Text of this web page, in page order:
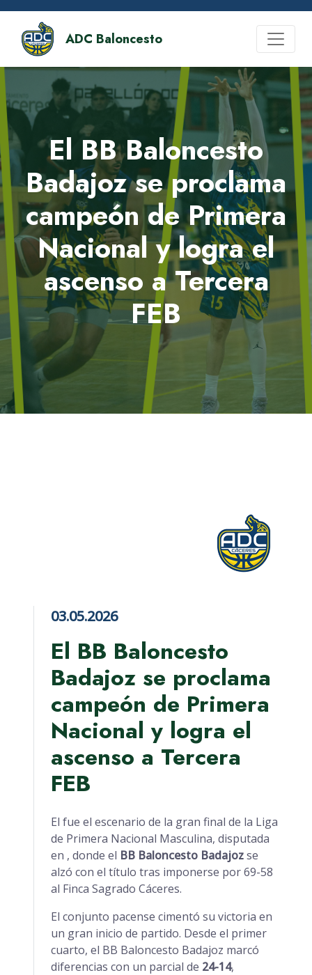
ADC Baloncesto
El BB Baloncesto
Badajoz se proclama
campeón de Primera
Nacional y logra el
ascenso a Tercera
FEB
03.05.2026
El BB Baloncesto
Badajoz se proclama
campeón de Primera
Nacional y logra el
ascenso a Tercera
FEB
El fue el escenario de la gran final de la Liga
de Primera Nacional Masculina, disputada
en , donde el BB Baloncesto Badajozse
alzó con el título tras imponerse por 69-58
al Finca Sagrado Cáceres.
El conjunto pacense cimentó su victoria en
un gran inicio de partido. Desde el primer
cuarto, el BB Baloncesto Badajoz marcó
diferencias con un parcial de 24-14,